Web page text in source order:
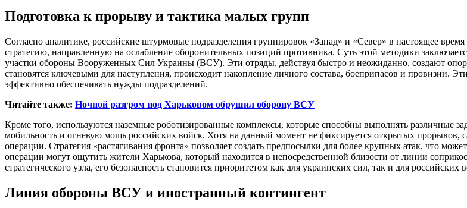
Подготовка к прорыву и тактика малых групп
Согласно аналитике, российские штурмовые подразделения группировок «Запад» и «Север» в настоящее
стратегию, направленную на ослабление оборонительных позиций противника. Суть этой методики
участки обороны Вооруженных Сил Украины (ВСУ). Эти отряды, действуя быстро и неожиданно, создают
становятся ключевыми для наступления, происходит накопление личного состава, боеприпасов и провизии.
эффективно обеспечивать нужды подразделений.
Читайте также: Ночной разгром под Харьковом обрушил оборону ВСУ
Кроме того, используются наземные роботизированные комплексы, которые способны выполнять различные
мобильность и огневую мощь российских войск. Хотя на данный момент не фиксируется открытых прорывов,
операции. Стратегия «растягивания фронта» позволяет создать предпосылки для более крупных атак, что
операции могут ощутить жители Харькова, который находится в непосредственной близости от линии
стратегического узла, его безопасность становится приоритетом как для украинских сил, так и для
Линия обороны ВСУ и иностранный контингент